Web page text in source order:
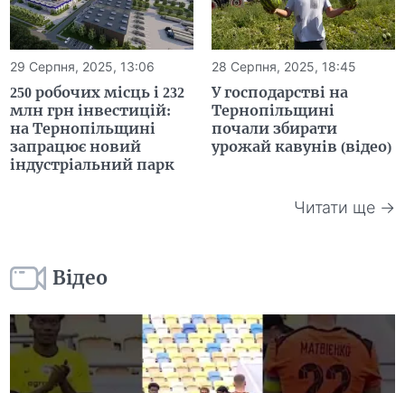
29 Серпня, 2025, 13:06
250 робочих місць і 232
млн грн інвестицій:
на Тернопільщині
запрацює новий
індустріальний парк
28 Серпня, 2025, 18:45
У господарстві на
Тернопільщині
почали збирати
урожай кавунів (відео)
Читати ще →
Відео